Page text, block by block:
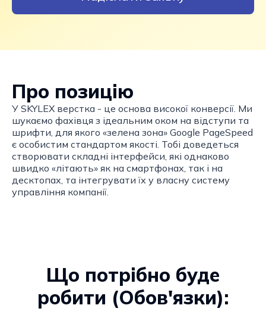
Про позицію
У SKYLEX верстка - це основа високої конверсії. Ми
шукаємо фахівця з ідеальним оком на відступи та
шрифти, для якого «зелена зона» Google PageSpeed
є особистим стандартом якості. Тобі доведеться
створювати складні інтерфейси, які однаково
швидко «літають» як на смартфонах, так і на
десктопах, та інтегрувати їх у власну систему
управління компанії.
Що потрібно буде
робити (Обов'язки):